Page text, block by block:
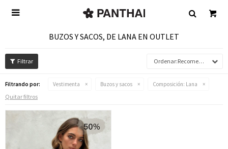

BUZOS Y SACOS, DE LANA EN OUTLET
Recomendados
Filtrando por: Vestimenta Buzos y sacos Composición: Lana
Quitar filtros